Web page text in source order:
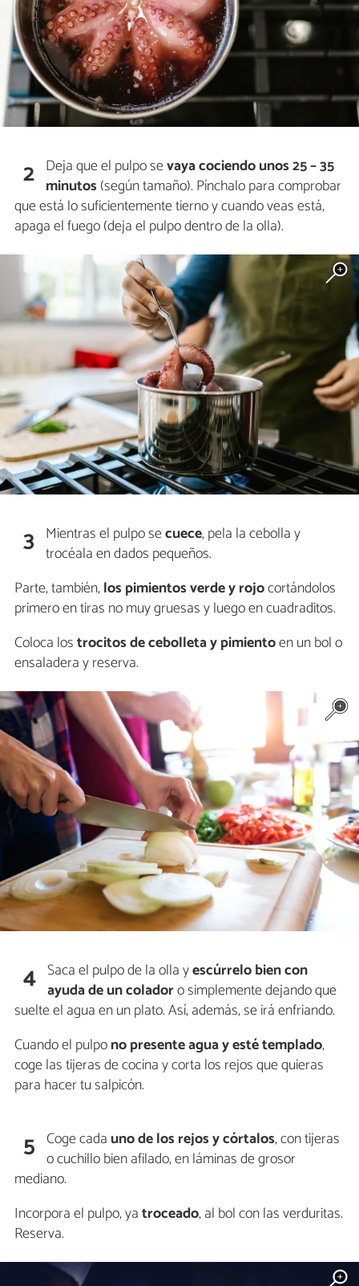
2 Deja que el pulpo sevaya cociendo unos 25 – 35
minutos (según tamaño). Pínchalo para comprobar
que está lo suficientemente tierno y cuando veas está,
apaga el fuego (deja el pulpo dentro de la olla).
3 Mientras el pulpo secuece, pela la cebolla y
trocéala en dados pequeños.
Parte, también,los pimientos verde y rojocortándolos
primero en tiras no muy gruesas y luego en cuadraditos.
Coloca lostrocitos de cebolleta y pimientoen un bol o
ensaladera y reserva.
4 Saca el pulpo de la olla yescúrrelo bien con
ayuda de un coladoro simplemente dejando que
suelte el agua en un plato. Así, además, se irá enfriando.
Cuando el pulpono presente agua y esté templado,
coge las tijeras de cocina y corta los rejos que quieras
para hacer tu salpicón.
5 Coge cada uno de los rejos y córtalos, con tijeras
o cuchillo bien afilado, en láminas de grosor
mediano.
Incorpora el pulpo, yatroceado, al bol con las verduritas.
Reserva.